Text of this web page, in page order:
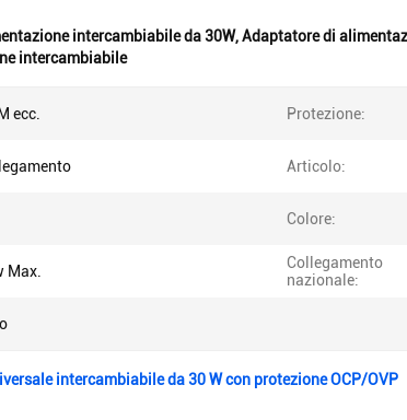
intercambiabile da 30W,Adaptatore di
intercambiabile
ecc. Protezione:
Articolo:
Colore:
Max.
Collegamento
nazionale:
intercambiabile da 30 W con protezione OCP/OVP